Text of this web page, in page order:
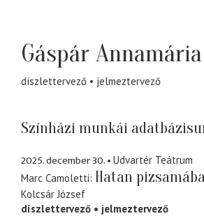
Gáspár Annamária
díszlettervező jelmeztervező
Színházi munkái
2025. december 30.
Udvartér Teátrum
Marc Camoletti Hatan
Kolcsár József
díszlettervező
jelmeztervező